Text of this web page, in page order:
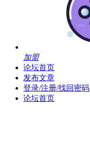
加盟
论坛首页
发布文章
登录/注册/找回密码
论坛首页